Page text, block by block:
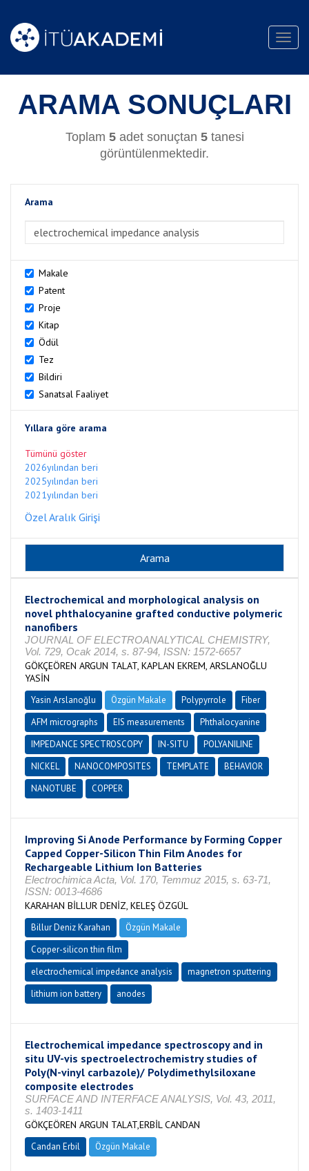
ARAMA SONUÇLARI
Toplam 5adet sonuçtan 5tanesi
görüntülenmektedir.
Arama
>Arama
Makale
Patent
Proje
Kitap
Ödül
Tez
Bildiri
Sanatsal Faaliyet
Yıllara göre arama
Tümünü göster
2026yılından beri
2025yılından beri
2021yılından beri
Özel Aralık Girişi
Electrochemical and morphological analysis on
novel phthalocyanine grafted conductive polymeric
nanofibers
JOURNAL OF ELECTROANALYTICAL CHEMISTRY,
Vol. 729, Ocak 2014, s. 87-94, ISSN: 1572-6657
GÖKÇEÖREN ARGUN TALAT, KAPLAN EKREM, ARSLANOĞLU
YASİN
Yasin Arslanoğlu Özgün Makale Polypyrrole
Fiber
AFM micrographs
EIS measurements
Phthalocyanine
IMPEDANCE SPECTROSCOPY
IN-SITU
POLYANILINE
NICKEL
NANOCOMPOSITES TEMPLATE
BEHAVIOR
NANOTUBE
COPPER
Improving Si Anode Performance by Forming Copper
Capped Copper-Silicon Thin Film Anodes for
Rechargeable Lithium Ion Batteries
Electrochimica Acta, Vol. 170, Temmuz 2015, s. 63-71,
ISSN: 0013-4686
KARAHAN BİLLUR DENİZ, KELEŞ ÖZGÜL
Billur Deniz Karahan
Özgün Makale
Copper-silicon thin film
electrochemical impedance analysis
magnetron sputtering
lithium ion battery
anodes
Electrochemical impedance spectroscopy and in
situ UV-vis spectroelectrochemistry studies of
Poly(N-vinyl carbazole)/ Polydimethylsiloxane
composite electrodes
SURFACE AND INTERFACE ANALYSIS, Vol. 43, 2011,
s. 1403-1411
GÖKÇEÖREN ARGUN TALAT,ERBİL CANDAN
Candan Erbil Özgün Makale